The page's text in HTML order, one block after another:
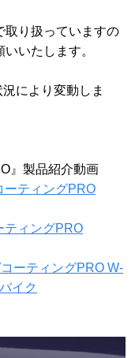
取り扱っていますの
いたします。
により変動しま
』製品紹介動画
ーティングPRO
ティングPRO
ーティングPRO W-
イク